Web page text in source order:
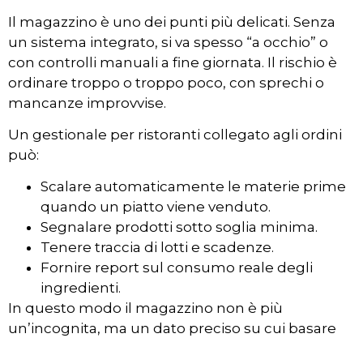
Il magazzino è uno dei punti più delicati. Senza
un sistema integrato, si va spesso “a occhio” o
con controlli manuali a fine giornata. Il rischio è
ordinare troppo o troppo poco, con sprechi o
mancanze improvvise.
Un gestionale per ristoranti collegato agli ordini
può:
Scalare automaticamente le materie prime
quando un piatto viene venduto.
Segnalare prodotti sotto soglia minima.
Tenere traccia di lotti e scadenze.
Fornire report sul consumo reale degli
ingredienti.
In questo modo il magazzino non è più
un’incognita, ma un dato preciso su cui basare